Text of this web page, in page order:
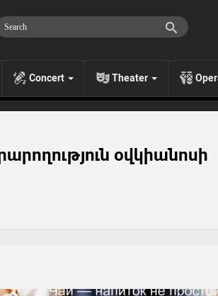
Concert Theater
օվկիանոսի